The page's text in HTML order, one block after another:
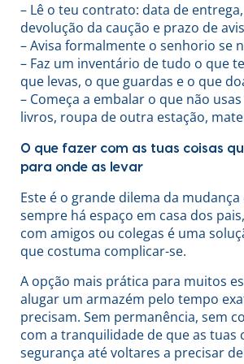
– Lê o teu contrato: data de
devolução da caução e prazo de
– Avisa formalmente o senhorio se
– Faz um inventário de tudo o que
que levas, o que guardas e o que
– Começa a embalar o que não
livros, roupa de outra estação,
O que fazer com as tuas coisas
para onde as levar
Este é o grande dilema da
sempre há espaço em casa dos
com amigos ou colegas é uma
que costuma complicar-se.
A opção mais prática para muitos
alugar um armazém pelo tempo
precisam. Sem permanência, sem
com a tranquilidade de que as tuas
segurança até voltares a precisar